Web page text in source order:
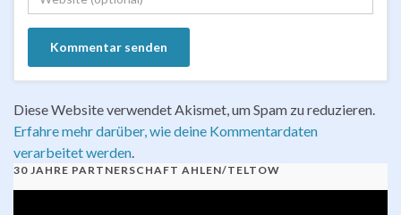
Diese Website verwendet Akismet, um Spam zu reduzieren.
Erfahre mehr darüber, wie deine Kommentardaten
verarbeitet werden.
30 JAHRE PARTNERSCHAFT AHLEN/TELTOW